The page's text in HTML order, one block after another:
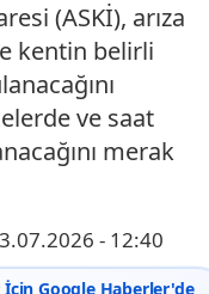
(ASKİ), arıza
kentin belirli
ve saat
merak
- 12:40
Google Haberler'de